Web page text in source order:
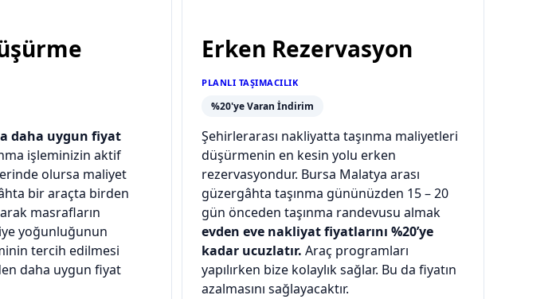
daha uygun fiyat
işleminizin aktif
olursa maliyet
bir araçta birden
masrafların
yoğunluğunun
tercih edilmesi
daha uygun fiyat
Erken Rezervasyon
PLANLI TAŞIMACILIK
%20'ye Varan İndirim
Şehirlerarası nakliyatta taşınma maliyetleri
düşürmenin en kesin yolu erken
rezervasyondur. Bursa Malatya arası
güzergâhta taşınma gününüzden 15 – 20
gün önceden taşınma randevusu almak
evden eve nakliyat fiyatlarını %20’ye
kadar ucuzlatır. Araç programları
yapılırken bize kolaylık sağlar. Bu da fiyatın
azalmasını sağlayacaktır.